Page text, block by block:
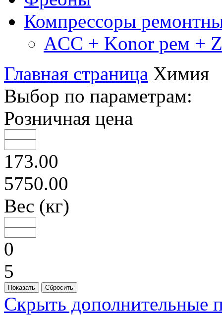
Компрессоры
ACC + Konor рем +
Главная страница Химия
Выбор по параметрам:
Розничная цена
173.00
5750.00
Вес (кг)
0
5
Скрыть дополнительные